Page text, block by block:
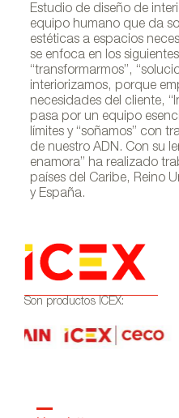
Estudio de diseño de
equipo humano que da
estéticas a espacios
se enfoca en los
“transformarmos”,
interiorizamos, porque
necesidades del cliente,
pasa por un equipo
límites y “soñamos” con
de nuestro ADN. Con su
enamora” ha realizado
países del Caribe, Reino
y España.
Son productos ICEX: